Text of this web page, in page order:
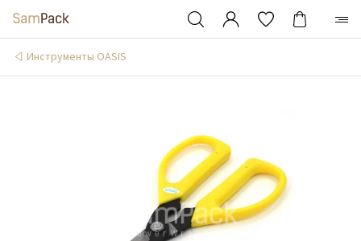
Инструменты OASIS